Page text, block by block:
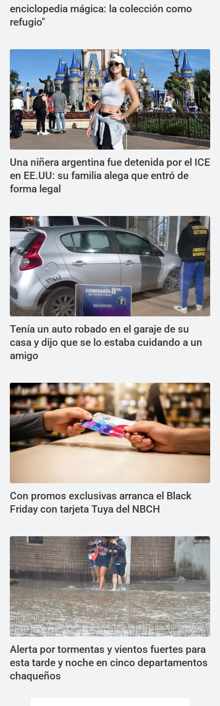
enciclopedia mágica: la colección como
refugio"
Una niñera argentina fue detenida por el ICE
en EE.UU: su familia alega que entró de
forma legal
Tenía un auto robado en el garaje de su
casa y dijo que se lo estaba cuidando a un
amigo
Con promos exclusivas arranca el Black
Friday con tarjeta Tuya del NBCH
Alerta por tormentas y vientos fuertes para
esta tarde y noche en cinco departamentos
chaqueños